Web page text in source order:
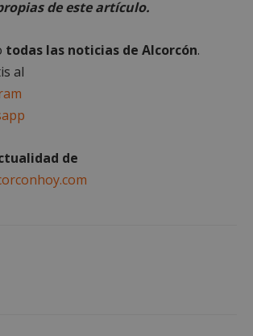
de este artículo.
todas las noticias de Alcorcón.
al
de
Cookies de rendimiento
Cookies de preferencias
estrictamente necesarias permiten la
de usuario y la gestión de cuentas.